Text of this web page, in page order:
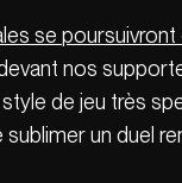
se poursuivront
nos
de jeu très
un duel